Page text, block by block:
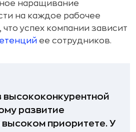
наращивание
на каждое рабочее
успех компании зависит
ее сотрудников.
развитие
высоком приоритете. У